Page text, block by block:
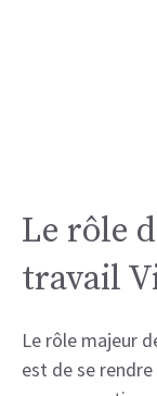
Le rôle
travail
Le rôle majeur
est de se